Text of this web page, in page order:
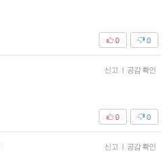
0
0
신고 | 공감 확인
0
0
신고 | 공감 확인